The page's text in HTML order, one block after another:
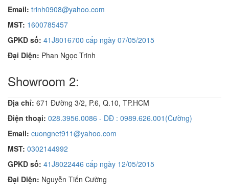
Email: trinh0908@yahoo.com
MST: 1600785457
GPKD số: 41J8016700 cấp ngày 07/05/2015
Đại Diện: Phan Ngọc Trinh
Showroom 2:
Địa chỉ: 671 Đường 3/2, P.6, Q.10, TP.HCM
Điện thoại: 028.3956.0086 - DĐ : 0989.626.001(Cường)
Email: cuongnet911@yahoo.com
MST: 0302144992
GPKD số: 41J8022446 cấp ngày 12/05/2015
Đại Diện: Nguyễn Tiến Cường